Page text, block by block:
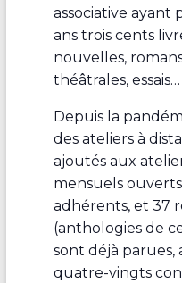
associative ayant
ans trois cents
nouvelles,
théâtrales, essais…
Depuis la
des ateliers à
ajoutés aux
mensuels
adhérents, et 37
(anthologies de
sont déjà parues,
quatre-vingts